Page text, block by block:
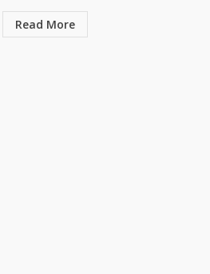
Read More